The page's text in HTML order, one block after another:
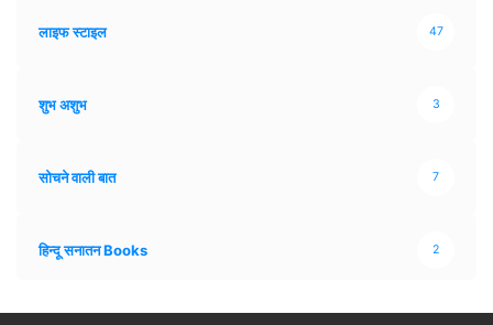
लाइफ स्टाइल 47
शुभ अशुभ 3
सोचने वाली बात 7
हिन्दू सनातन Books 2